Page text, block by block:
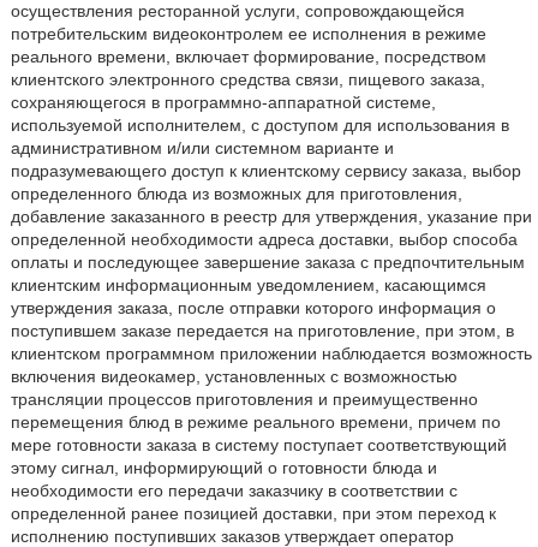
осуществления ресторанной услуги, сопровождающейся
потребительским видеоконтролем ее исполнения в режиме
реального времени, включает формирование, посредством
клиентского электронного средства связи, пищевого заказа,
сохраняющегося в программно-аппаратной системе,
используемой исполнителем, с доступом для использования в
административном и/или системном варианте и
подразумевающего доступ к клиентскому сервису заказа, выбор
определенного блюда из возможных для приготовления,
добавление заказанного в реестр для утверждения, указание при
определенной необходимости адреса доставки, выбор способа
оплаты и последующее завершение заказа с предпочтительным
клиентским информационным уведомлением, касающимся
утверждения заказа, после отправки которого информация о
поступившем заказе передается на приготовление, при этом, в
клиентском программном приложении наблюдается возможность
включения видеокамер, установленных с возможностью
трансляции процессов приготовления и преимущественно
перемещения блюд в режиме реального времени, причем по
мере готовности заказа в систему поступает соответствующий
этому сигнал, информирующий о готовности блюда и
необходимости его передачи заказчику в соответствии с
определенной ранее позицией доставки, при этом переход к
исполнению поступивших заказов утверждает оператор